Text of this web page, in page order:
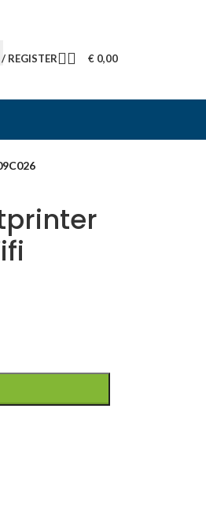
REGISTER € 0,00